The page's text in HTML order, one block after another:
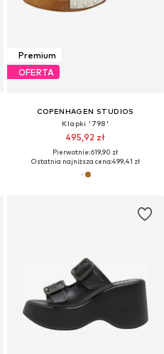
Premium
OFERTA
COPENHAGEN STUDIOS
Klapki '798'
495,92 zł
Pierwotnie: 619,90 zł
Ostatnia najniższa cena:499,41 zł